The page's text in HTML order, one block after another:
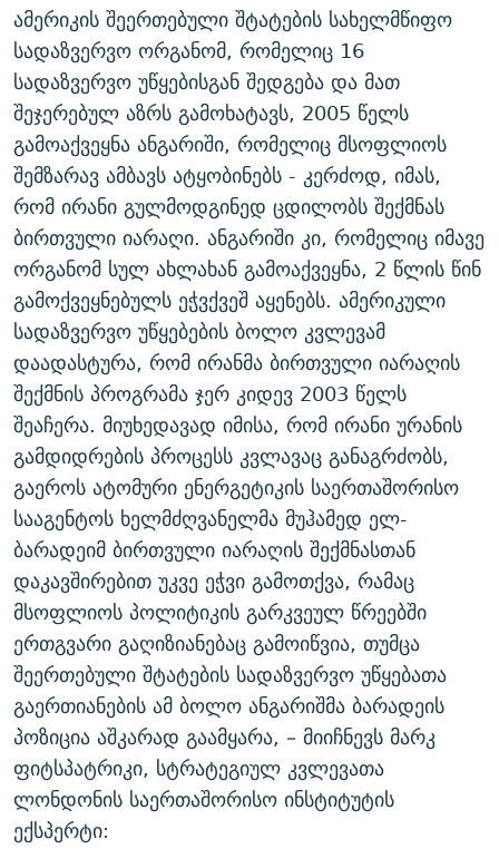
ამერიკის შეერთებული შტატების სახელმწიფო
სადაზვერვო ორგანომ, რომელიც 16
სადაზვერვო უწყებისგან შედგება და მათ
შეჯერებულ აზრს გამოხატავს, 2005 წელს
გამოაქვეყნა ანგარიში, რომელიც მსოფლიოს
შემზარავ ამბავს ატყობინებს - კერძოდ, იმას,
რომ ირანი გულმოდგინედ ცდილობს შექმნას
ბირთვული იარაღი. ანგარიში კი, რომელიც იმავე
ორგანომ სულ ახლახან გამოაქვეყნა, 2 წლის წინ
გამოქვეყნებულს ეჭვქვეშ აყენებს. ამერიკული
სადაზვერვო უწყებების ბოლო კვლევამ
დაადასტურა, რომ ირანმა ბირთვული იარაღის
შექმნის პროგრამა ჯერ კიდევ 2003 წელს
შეაჩერა. მიუხედავად იმისა, რომ ირანი ურანის
გამდიდრების პროცესს კვლავაც განაგრძობს,
გაეროს ატომური ენერგეტიკის საერთაშორისო
სააგენტოს ხელმძღვანელმა მუჰამედ ელ-
ბარადეიმ ბირთვული იარაღის შექმნასთან
დაკავშირებით უკვე ეჭვი გამოთქვა, რამაც
მსოფლიოს პოლიტიკის გარკვეულ წრეებში
ერთგვარი გაღიზიანებაც გამოიწვია, თუმცა
შეერთებული შტატების სადაზვერვო უწყებათა
გაერთიანების ამ ბოლო ანგარიშმა ბარადეის
პოზიცია აშკარად გაამყარა, – მიიჩნევს მარკ
ფიტსპატრიკი, სტრატეგიულ კვლევათა
ლონდონის საერთაშორისო ინსტიტუტის
ექსპერტი: